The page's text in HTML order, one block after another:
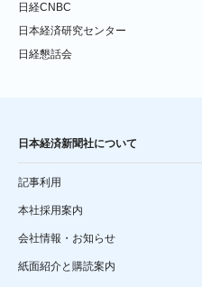
日経CNBC
日本経済研究センター
日経懇話会
日本経済新聞社について
記事利用
本社採用案内
会社情報・お知らせ
紙面紹介と購読案内